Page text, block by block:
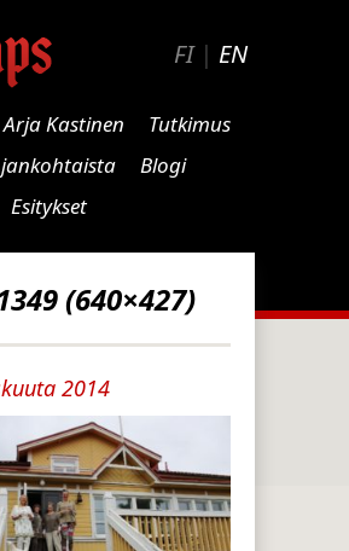
FI| EN
Arja Kastinen
Tutkimus
Blogi
Esitykset
(640×427)
2014